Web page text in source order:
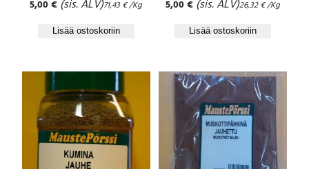
5,00€ (sis. ALV)71,43€/Kg
Lisää ostoskoriin
5,00€ (sis. ALV)26,32€/Kg
Lisää ostoskoriin